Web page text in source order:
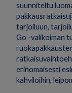
suunniteltu
tarjoiluun,
Go -valikoiman
erinomaisesti
kahviloihin,